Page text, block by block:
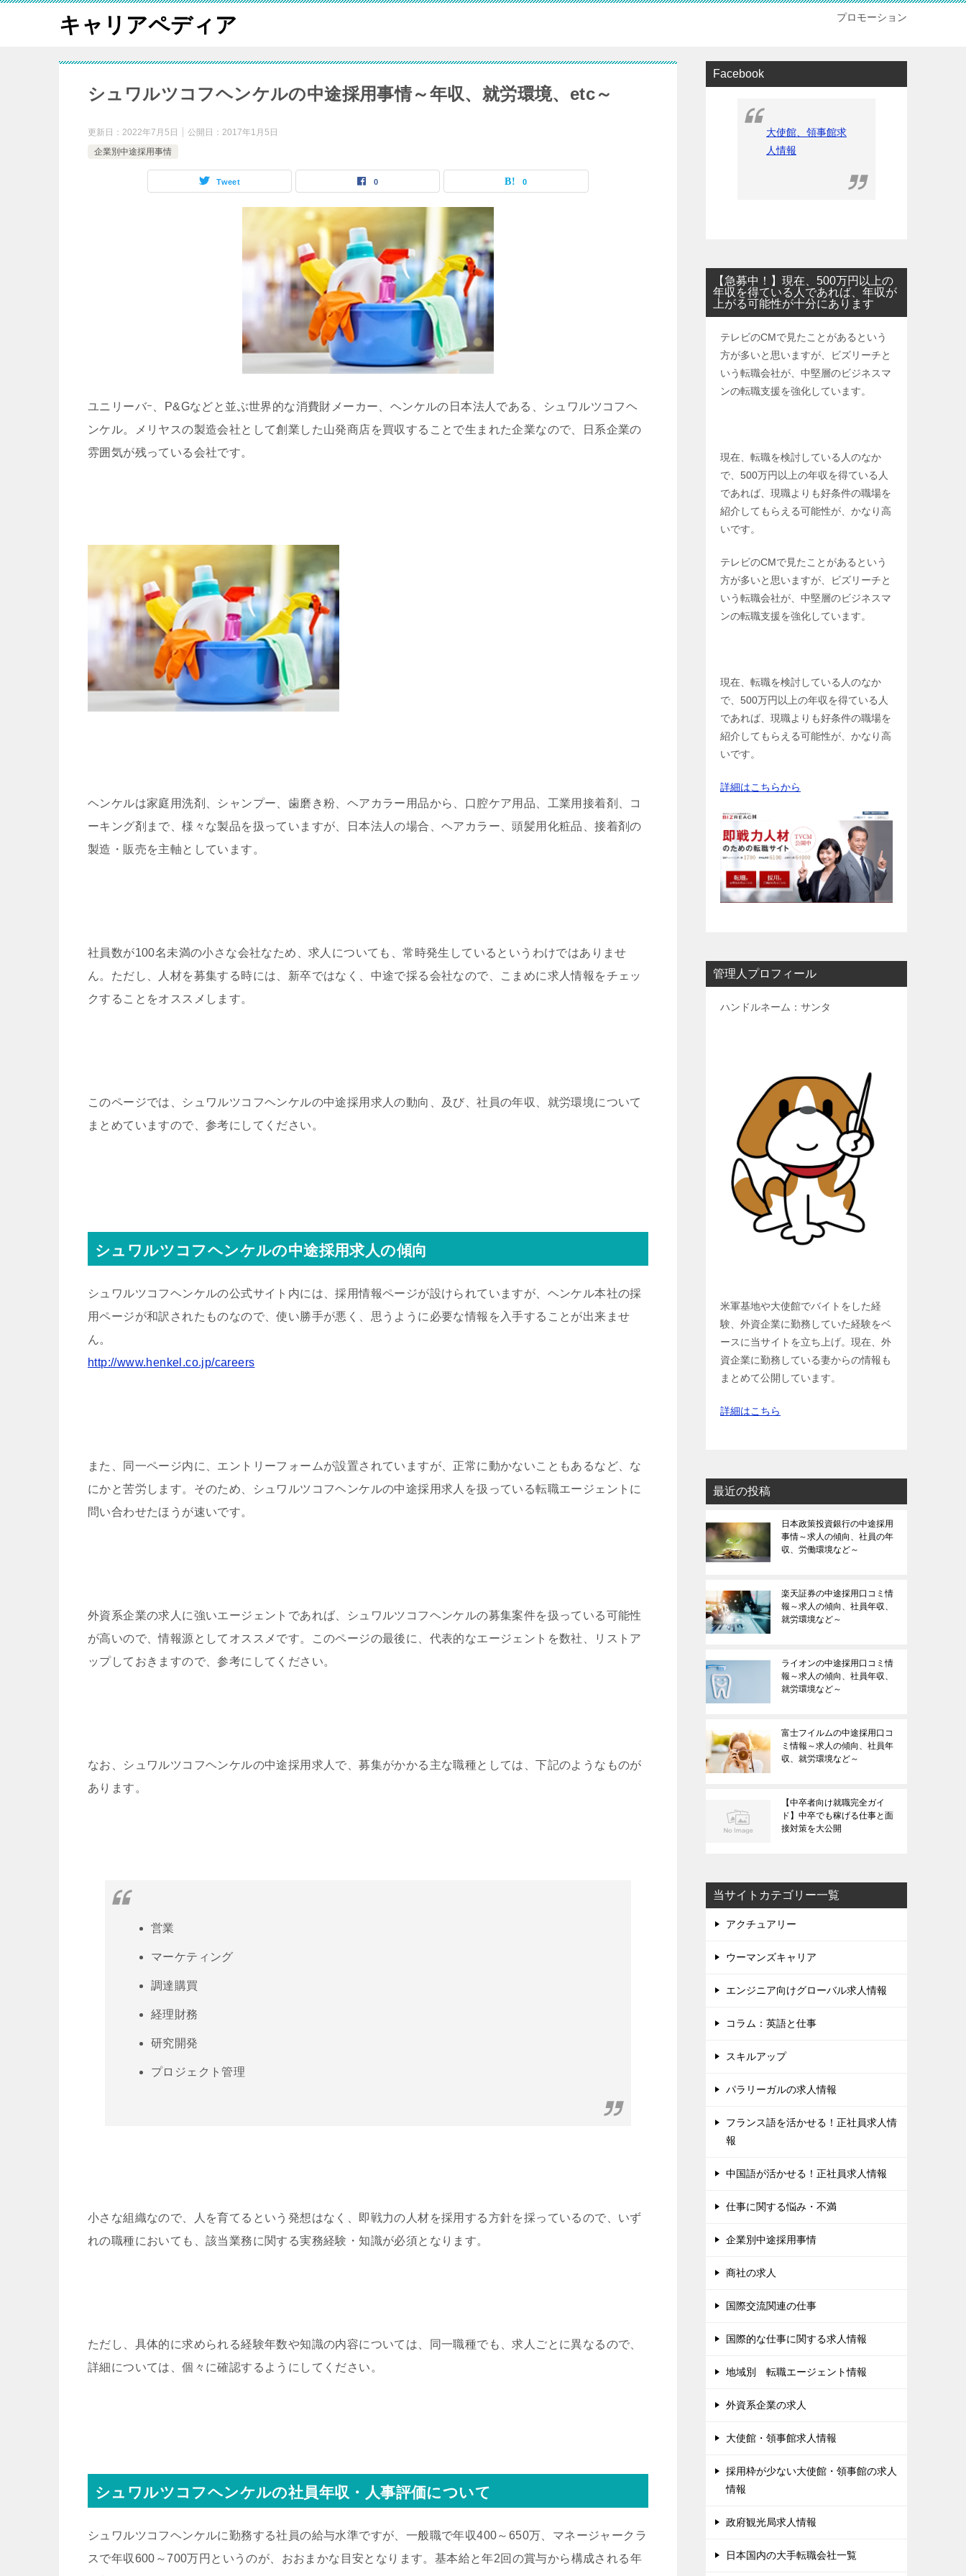
キャリアペディア プロモーション
シュワルツコフヘンケルの中途採用事情～年収、就労環境、etc～
更新日： 2022年7月5日 公開日： 2017年1月5日
企業別中途採用事情
Tweet 0 0
ユニリーバｰ、P&Gなどと並ぶ世界的な消費財メーカー、ヘンケルの日本法人である、シュワルツコフヘ
ンケル。メリヤスの製造会社として創業した山発商店を買収することで生まれた企業なので、日系企業の
雰囲気が残っている会社です。
ヘンケルは家庭用洗剤、シャンプー、歯磨き粉、ヘアカラー用品から、口腔ケア用品、工業用接着剤、コ
ーキング剤まで、様々な製品を扱っていますが、日本法人の場合、ヘアカラー、頭髪用化粧品、接着剤の
製造・販売を主軸としています。
社員数が100名未満の小さな会社なため、求人についても、常時発生しているというわけではありませ
ん。ただし、人材を募集する時には、新卒ではなく、中途で採る会社なので、こまめに求人情報をチェッ
クすることをオススメします。
このページでは、シュワルツコフヘンケルの中途採用求人の動向、及び、社員の年収、就労環境について
まとめていますので、参考にしてください。
シュワルツコフヘンケルの中途採用求人の傾向
シュワルツコフヘンケルの公式サイト内には、採用情報ページが設けられていますが、ヘンケル本社の採
用ページが和訳されたものなので、使い勝手が悪く、思うように必要な情報を入手することが出来ませ
ん。
http://www.henkel.co.jp/careers
また、同一ページ内に、エントリーフォームが設置されていますが、正常に動かないこともあるなど、な
にかと苦労します。そのため、シュワルツコフヘンケルの中途採用求人を扱っている転職エージェントに
問い合わせたほうが速いです。
外資系企業の求人に強いエージェントであれば、シュワルツコフヘンケルの募集案件を扱っている可能性
が高いので、情報源としてオススメです。このページの最後に、代表的なエージェントを数社、リストア
ップしておきますので、参考にしてください。
なお、シュワルツコフヘンケルの中途採用求人で、募集がかかる主な職種としては、下記のようなものが
あります。
営業
マーケティング
調達購買
経理財務
研究開発
プロジェクト管理
小さな組織なので、人を育てるという発想はなく、即戦力の人材を採用する方針を採っているので、いず
れの職種においても、該当業務に関する実務経験・知識が必須となります。
ただし、具体的に求められる経験年数や知識の内容については、同一職種でも、求人ごとに異なるので、
詳細については、個々に確認するようにしてください。
シュワルツコフヘンケルの社員年収・人事評価について
シュワルツコフヘンケルに勤務する社員の給与水準ですが、一般職で年収400～650万、マネージャークラ
スで年収600～700万円というのが、おおまかな目安となります。基本給と年2回の賞与から構成される年
Facebook
大使館、領事館求
人情報
【急募中！】現在、500万円以上の
年収を得ている人であれば、年収が
上がる可能性が十分にあります
テレビのCMで見たことがあるという
方が多いと思いますが、ビズリーチと
いう転職会社が、中堅層のビジネスマ
ンの転職支援を強化しています。
現在、転職を検討している人のなか
で、500万円以上の年収を得ている人
であれば、現職よりも好条件の職場を
紹介してもらえる可能性が、かなり高
いです。
テレビのCMで見たことがあるという
方が多いと思いますが、ビズリーチと
いう転職会社が、中堅層のビジネスマ
ンの転職支援を強化しています。
現在、転職を検討している人のなか
で、500万円以上の年収を得ている人
であれば、現職よりも好条件の職場を
紹介してもらえる可能性が、かなり高
いです。
詳細はこちらから
管理人プロフィール
ハンドルネーム：サンタ
米軍基地や大使館でバイトをした経
験、外資企業に勤務していた経験をベ
ースに当サイトを立ち上げ。現在、外
資企業に勤務している妻からの情報も
まとめて公開しています。
詳細はこちら
最近の投稿
日本政策投資銀行の中途採用
事情～求人の傾向、社員の年
収、労働環境など～
楽天証券の中途採用口コミ情
報～求人の傾向、社員年収、
就労環境など～
ライオンの中途採用口コミ情
報～求人の傾向、社員年収、
就労環境など～
富士フイルムの中途採用口コ
ミ情報～求人の傾向、社員年
収、就労環境など～
【中卒者向け就職完全ガイ
ド】中卒でも稼げる仕事と面
接対策を大公開
当サイトカテゴリー一覧
アクチュアリー
ウーマンズキャリア
エンジニア向けグローバル求人情報
コラム：英語と仕事
スキルアップ
パラリーガルの求人情報
フランス語を活かせる！正社員求人情
報
中国語が活かせる！正社員求人情報
仕事に関する悩み・不満
企業別中途採用事情
商社の求人
国際交流関連の仕事
国際的な仕事に関する求人情報
地域別 転職エージェント情報
外資系企業の求人
大使館・領事館求人情報
採用枠が少ない大使館・領事館の求人
情報
政府観光局求人情報
日本国内の大手転職会社一覧